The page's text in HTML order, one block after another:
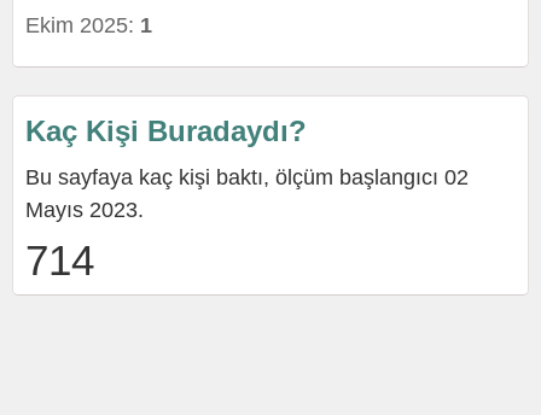
Ekim 2025: 1
Kaç Kişi Buradaydı?
Bu sayfaya kaç kişi baktı, ölçüm başlangıcı 02
Mayıs 2023.
714